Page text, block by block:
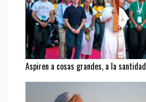
Aspiren a cosas grandes, a la santidad